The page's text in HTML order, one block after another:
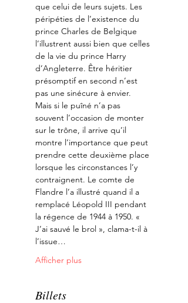
que celui de leurs sujets. Les
péripéties de l’existence du
prince Charles de Belgique
l’illustrent aussi bien que celles
de la vie du prince Harry
d’Angleterre. Être héritier
présomptif en second n’est
pas une sinécure à envier.
Mais si le puîné n’a pas
souvent l’occasion de monter
sur le trône, il arrive qu’il
montre l’importance que peut
prendre cette deuxième place
lorsque les circonstances l’y
contraignent. Le comte de
Flandre l’a illustré quand il a
remplacé Léopold III pendant
la régence de 1944 à 1950. «
J’ai sauvé le brol », clama-t-il à
l’issue…
Afficher plus
Billets